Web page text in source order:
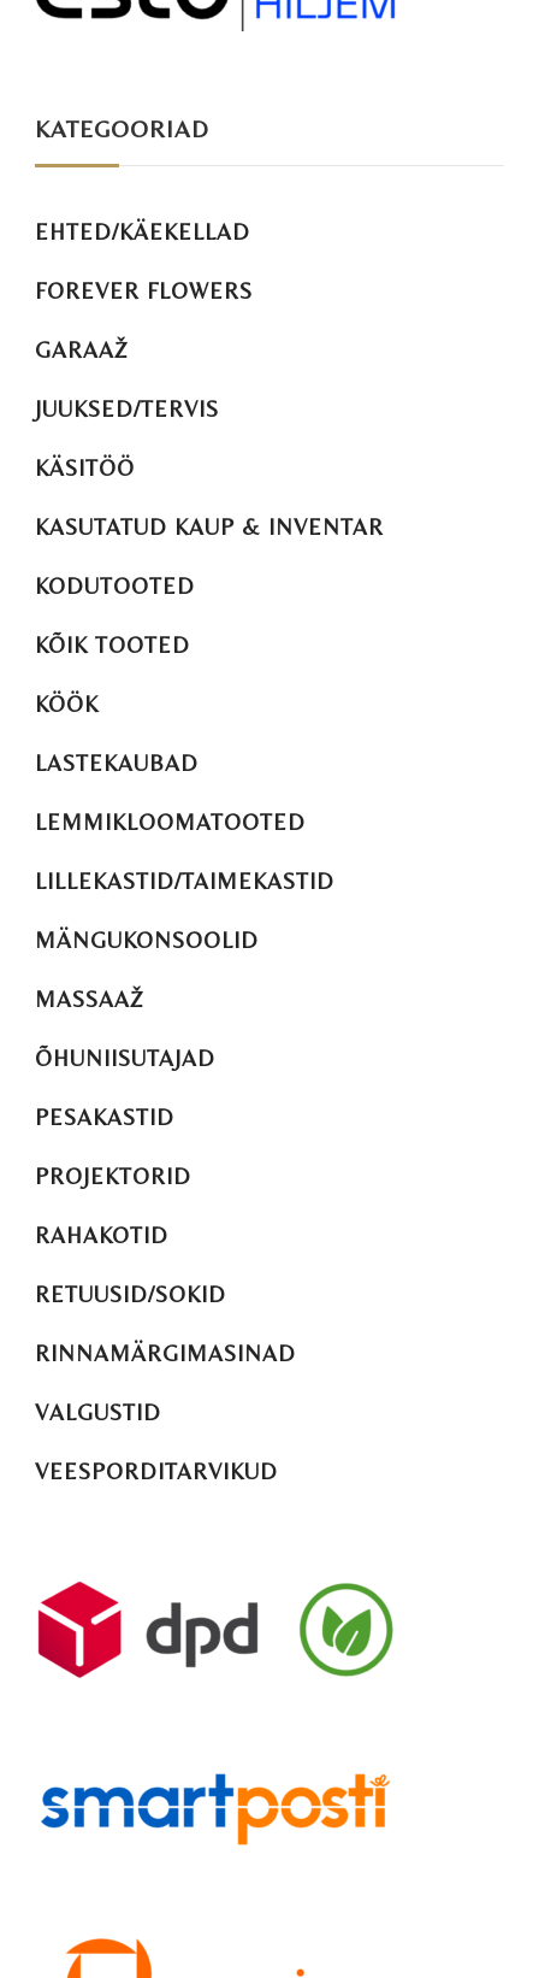
KATEGOORIAD
EHTED/KÄEKELLAD
FOREVER FLOWERS
GARAAŽ
JUUKSED/TERVIS
KÄSITÖÖ
KASUTATUD KAUP & INVENTAR
KODUTOOTED
KÕIK TOOTED
KÖÖK
LASTEKAUBAD
LEMMIKLOOMATOOTED
LILLEKASTID/TAIMEKASTID
MÄNGUKONSOOLID
MASSAAŽ
ÕHUNIISUTAJAD
PESAKASTID
PROJEKTORID
RAHAKOTID
RETUUSID/SOKID
RINNAMÄRGIMASINAD
VALGUSTID
VEESPORDITARVIKUD